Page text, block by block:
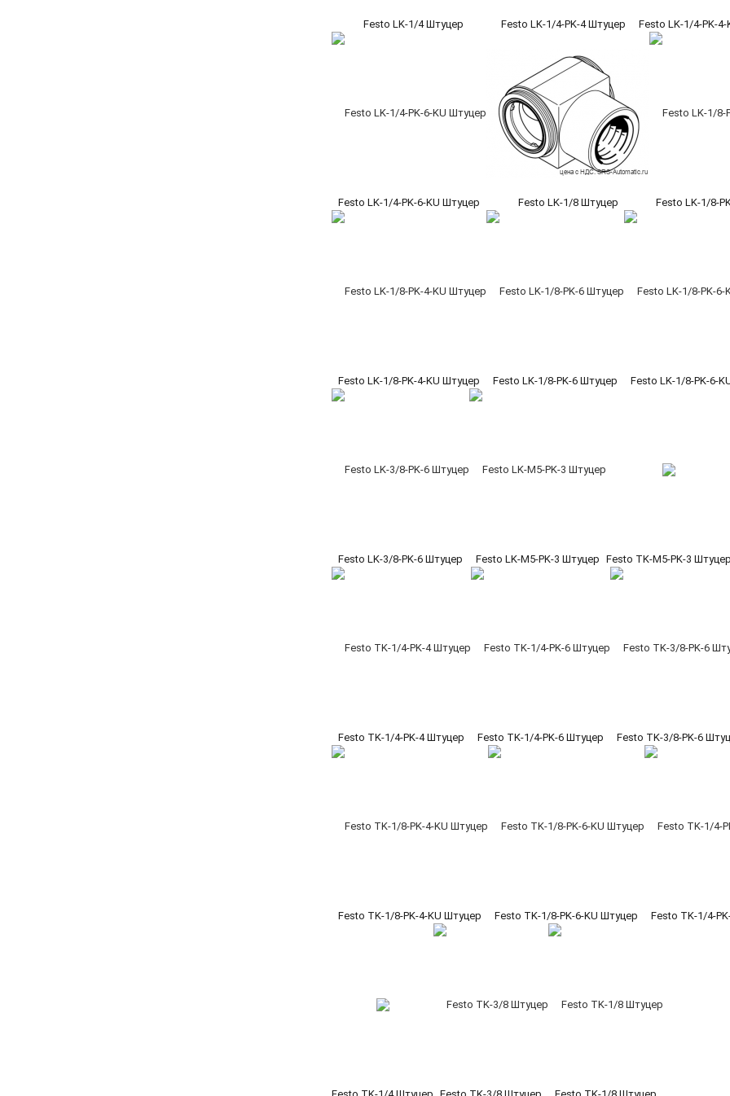
Festo LK-1/4 Штуцер Festo LK-1/4-PK-4 Штуцер Festo LK-1/4-PK-
Festo LK-1/4-PK-6-KU Штуцер Festo LK-1/8 Штуцер Festo LK-1/8-
Festo LK-1/8-PK-4-KU Штуцер Festo LK-1/8-PK-6 Штуцер Festo LK-1/8-PK-6-
Festo LK-3/8-PK-6 Штуцер Festo LK-M5-PK-3 Штуцер Festo TK-M5-PK-3 Штуцер
Festo TK-1/4-PK-4 Штуцер Festo TK-1/4-PK-6 Штуцер Festo TK-3/8-PK-6
Festo TK-1/8-PK-4-KU Штуцер Festo TK-1/8-PK-6-KU Штуцер Festo TK-1/4-